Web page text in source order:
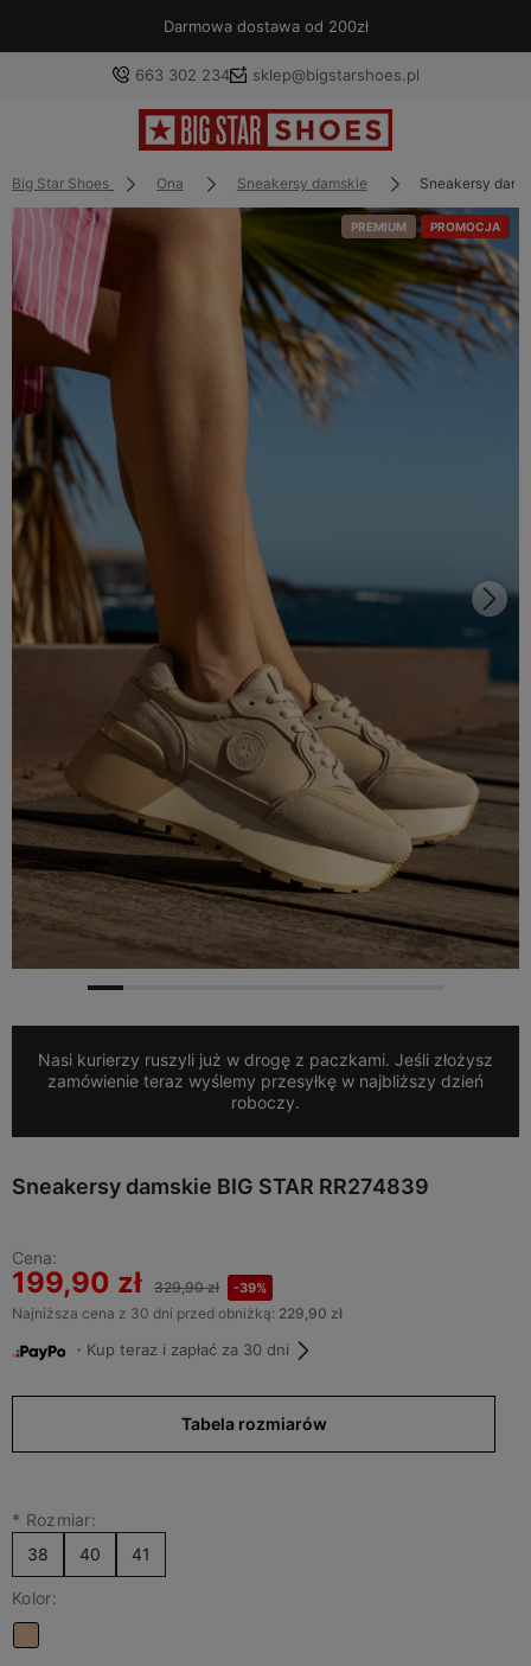
Darmowa dostawa od 200zł
663 302 234 sklep@bigstarshoes.pl
Big Star Shoes Ona Sneakersy damskie Sneakersy
PROMOCJA
PREMIUM
Nasi kurierzy ruszyli już w drogę z paczkami. Jeśli złożysz
zamówienie teraz wyślemy przesyłkę w najbliższy dzień
roboczy.
Sneakersy damskie BIG STAR RR274839
Cena:
199,90 zł 329,90 zł -39%
Najniższa cena z 30 dni przed obniżką: 229,90 zł
・Kup teraz i zapłać za 30 dni
Tabela rozmiarów
* Rozmiar:
38
40 41
Kolor: